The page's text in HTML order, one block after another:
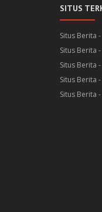
SITUS
Situs Berita
Situs Berita
Situs Berita
Situs Berita
Situs Berita